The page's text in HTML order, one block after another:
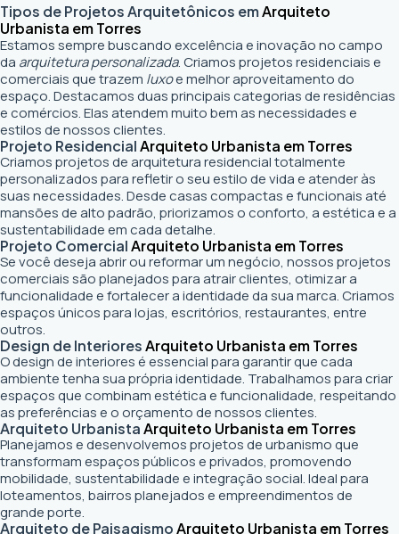
Tipos de Projetos Arquitetônicos emArquiteto
Urbanista em Torres
Estamos sempre buscando excelência e inovação no campo
da arquitetura personalizada. Criamos projetos residenciais e
comerciais que trazem luxoe melhor aproveitamento do
espaço. Destacamos duas principais categorias de residências
e comércios. Elas atendem muito bem as necessidades e
estilos de nossos clientes.
Projeto ResidencialArquiteto Urbanista em Torres
Criamos projetos de arquitetura residencial totalmente
personalizados para refletir o seu estilo de vida e atender às
suas necessidades. Desde casas compactas e funcionais até
mansões de alto padrão, priorizamos o conforto, a estética e a
sustentabilidade em cada detalhe.
Projeto ComercialArquiteto Urbanista em Torres
Se você deseja abrir ou reformar um negócio, nossos projetos
comerciais são planejados para atrair clientes, otimizar a
funcionalidade e fortalecer a identidade da sua marca. Criamos
espaços únicos para lojas, escritórios, restaurantes, entre
outros.
Design de InterioresArquiteto Urbanista em Torres
O design de interiores é essencial para garantir que cada
ambiente tenha sua própria identidade. Trabalhamos para criar
espaços que combinam estética e funcionalidade, respeitando
as preferências e o orçamento de nossos clientes.
Arquiteto UrbanistaArquiteto Urbanista em Torres
Planejamos e desenvolvemos projetos de urbanismo que
transformam espaços públicos e privados, promovendo
mobilidade, sustentabilidade e integração social. Ideal para
loteamentos, bairros planejados e empreendimentos de
grande porte.
Arquiteto de PaisagismoArquiteto Urbanista em Torres